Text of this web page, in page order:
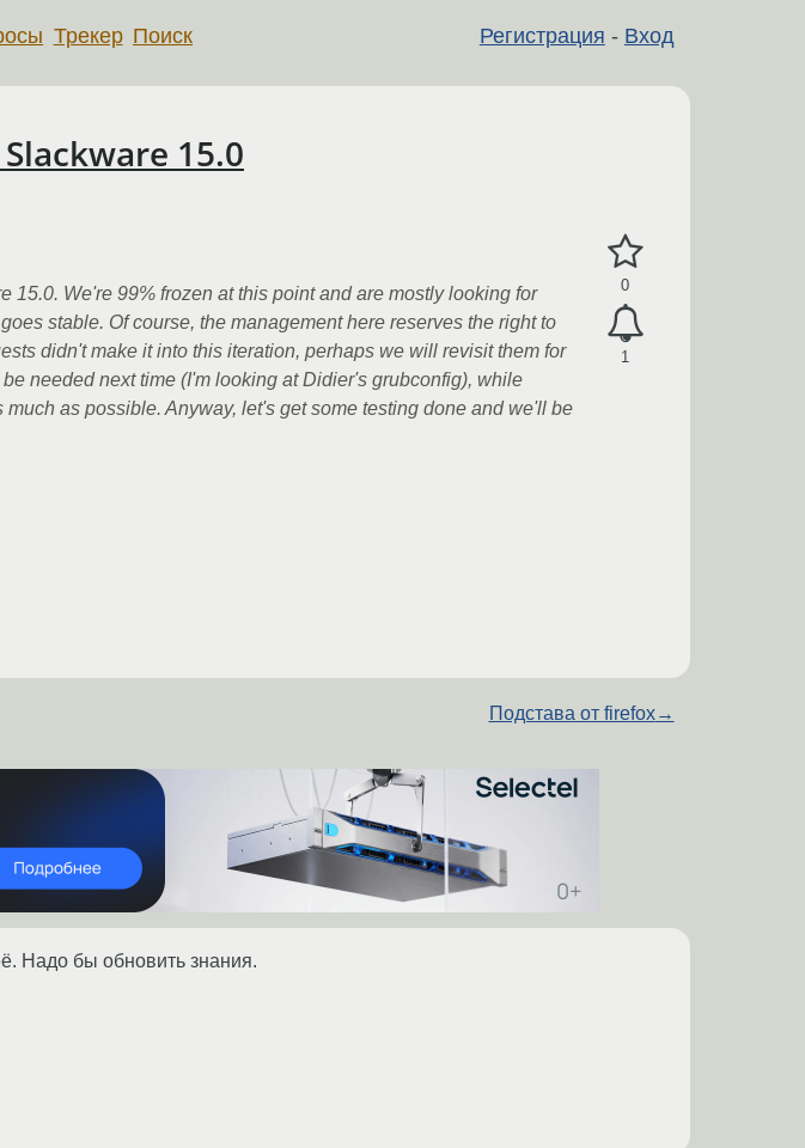
Регистрация - Вход
Трекер Поиск
15.0
0
1
We're 99% frozen at this point and are mostly looking for
stable. Of course, the management here reserves the right to
didn't make it into this iteration, perhaps we will revisit them for
needed next time (I'm looking at Didier's grubconfig), while
as possible. Anyway, let's get some testing done and we'll be
Подстава от firefox→
Надо бы обновить знания.